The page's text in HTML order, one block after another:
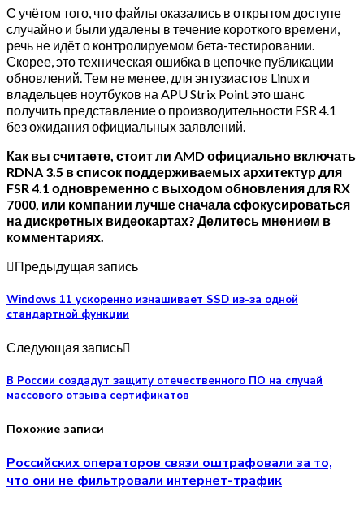
С учётом того, что файлы оказались в открытом доступе
случайно и были удалены в течение короткого времени,
речь не идёт о контролируемом бета-тестировании.
Скорее, это техническая ошибка в цепочке публикации
обновлений. Тем не менее, для энтузиастов Linux и
владельцев ноутбуков на APU Strix Point это шанс
получить представление о производительности FSR 4.1
без ожидания официальных заявлений.
Как вы считаете, стоит ли AMD официально включать
RDNA 3.5 в список поддерживаемых архитектур для
FSR 4.1 одновременно с выходом обновления для RX
7000, или компании лучше сначала сфокусироваться
на дискретных видеокартах? Делитесь мнением в
комментариях.
Предыдущая запись
Windows 11 ускоренно изнашивает SSD из-за одной
стандартной функции
Следующая запись
В России создадут защиту отечественного ПО на случай
массового отзыва сертификатов
Похожие записи
Российских операторов связи оштрафовали за то,
что они не фильтровали интернет-трафик